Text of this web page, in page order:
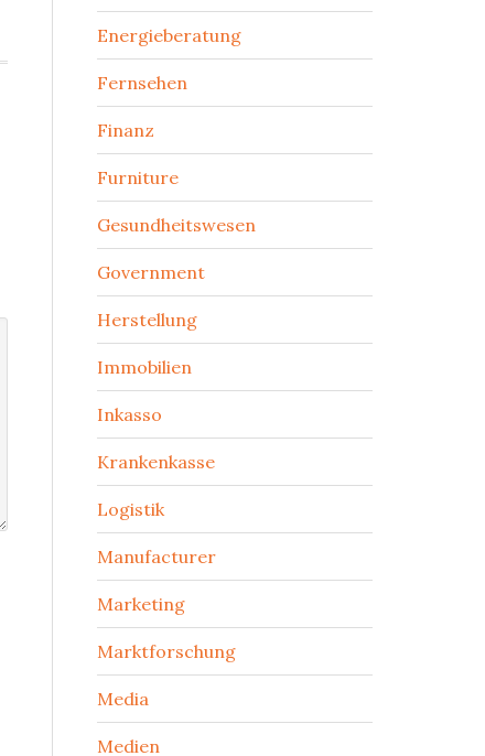
Energieberatung
Fernsehen
Finanz
Furniture
Gesundheitswesen
Government
Herstellung
Immobilien
Inkasso
Krankenkasse
Logistik
Manufacturer
Marketing
Marktforschung
Media
Medien